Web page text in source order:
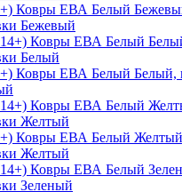
Ковры ЕВА Белый
Бежевый
Ковры ЕВА Белый Белый,
Ковры ЕВА Белый
Желтый